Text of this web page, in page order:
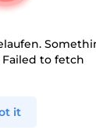
to fetch
it